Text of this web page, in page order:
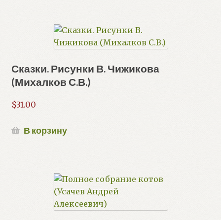
Сказки. Рисунки В. Чижикова
(Михалков С.В.)
$31.00
В корзину